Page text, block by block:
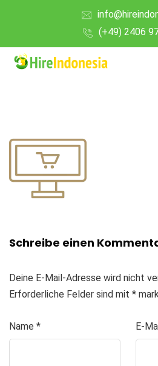
(+49) 2406
Schreibe einen
Deine E-Mail-Adresse wird nicht
Erforderliche Felder sind mit *
Name * E-